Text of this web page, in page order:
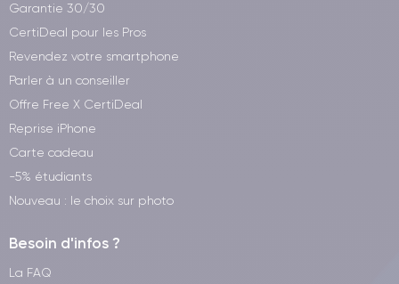
Garantie 30/30
CertiDeal pour les Pros
Revendez votre smartphone
Parler à un conseiller
Offre Free X CertiDeal
Reprise iPhone
Carte cadeau
-5% étudiants
Nouveau : le choix sur photo
Besoin d'infos ?
La FAQ